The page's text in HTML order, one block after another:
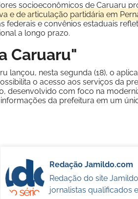
socioeconômicos de Caruaru
e de articulação partidária em
federais e convênios estaduais
a longo prazo.
Caruaru"
lançou, nesta segunda (18), o
o acesso aos serviços da
desenvolvido com foco na
da prefeitura em um
Redação Jamildo.com
Redação do site
jornalistas qualificados